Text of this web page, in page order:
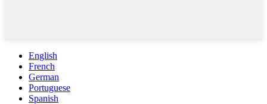
English
French
German
Portuguese
Spanish